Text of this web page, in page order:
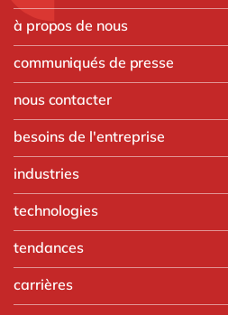
à propos de nous
communiqués de presse
nous contacter
besoins de l'entreprise
Operations
Finance
Customer experience
Vente, marketing & service
Resources Humaines
industries
Automobile
Chimique
Discrete Manufacturing
Ingénierie
technologies
Microsoft Azure
Microsoft Dynamics 365
tendances
carrières